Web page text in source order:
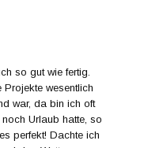
so gut wie fertig.
wesentlich
war, da bin ich oft
Urlaub hatte, so
perfekt! Dachte ich